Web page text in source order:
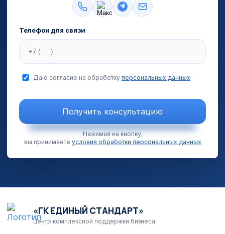
Телефон для связи
Даю согласие на обработку персональных данных
Получить консультацию
Нажимая на кнопку,
вы принимаете условия обработки персональных данных
«ГК ЕДИНЫЙ СТАНДАРТ»
Центр комплексной поддержки бизнеса